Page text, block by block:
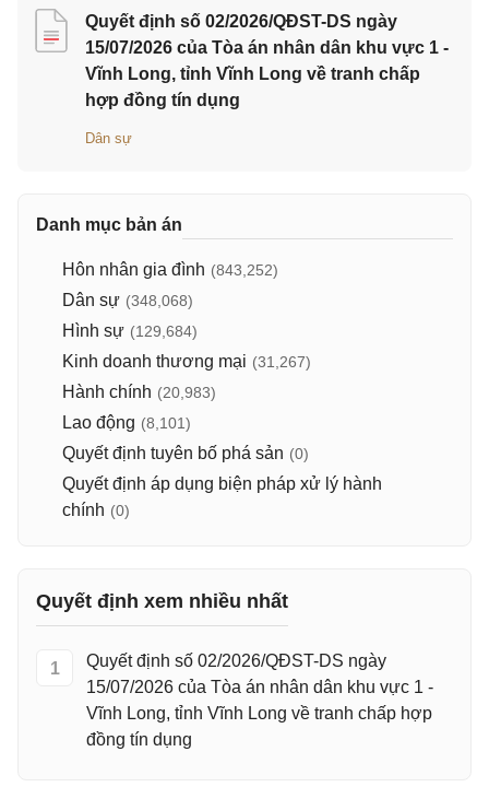
Quyết định số 02/2026/QĐST-DS ngày
15/07/2026 của Tòa án nhân dân khu vực 1 -
Vĩnh Long, tỉnh Vĩnh Long về tranh chấp
hợp đồng tín dụng
Dân sự
Danh mục bản án
Hôn nhân gia đình (843,252)
Dân sự (348,068)
Hình sự (129,684)
Kinh doanh thương mại (31,267)
Hành chính (20,983)
Lao động (8,101)
Quyết định tuyên bố phá sản (0)
Quyết định áp dụng biện pháp xử lý hành
chính (0)
Quyết định xem nhiều nhất
1
Quyết định số 02/2026/QĐST-DS ngày
15/07/2026 của Tòa án nhân dân khu vực 1 -
Vĩnh Long, tỉnh Vĩnh Long về tranh chấp hợp
đồng tín dụng